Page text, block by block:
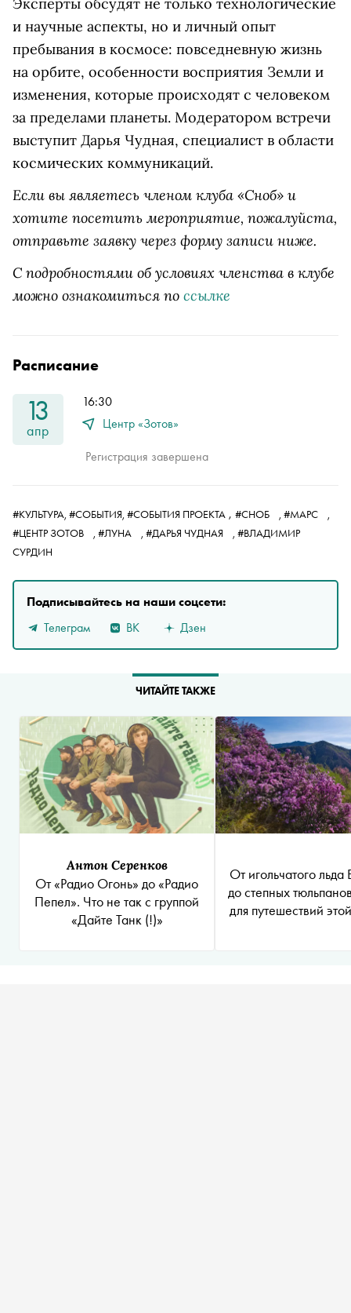
Эксперты обсудят не только технологические
и научные аспекты, но и личный опыт
пребывания в космосе: повседневную жизнь
на орбите, особенности восприятия Земли и
изменения, которые происходят с человеком
за пределами планеты. Модератором встречи
выступит Дарья Чудная, специалист в области
космических коммуникаций.
Если вы являетесь членом клуба «Сноб» и
хотите посетить мероприятие, пожалуйста,
отправьте заявку через форму записи ниже.
С подробностями об условиях членства в клубе
можно ознакомиться по ссылке
Расписание
13
апр
16:30
Центр «Зотов»
Регистрация завершена
#КУЛЬТУРА, #СОБЫТИЯ, #СОБЫТИЯ ПРОЕКТА , #СНОБ , #МАРС
,
#ЦЕНТР ЗОТОВ
, #ЛУНА , #ДАРЬЯ ЧУДНАЯ , #ВЛАДИМИР
СУРДИН
Подписывайтесь на наши соцсети:
Телеграм
ВК Дзен
ЧИТАЙТЕ ТАКЖЕ
Антон Серенков
От «Радио Огонь» до «Радио
Пепел». Что не так с группой
«Дайте Танк (!)»
От игольчатого
до степных
для путешествий